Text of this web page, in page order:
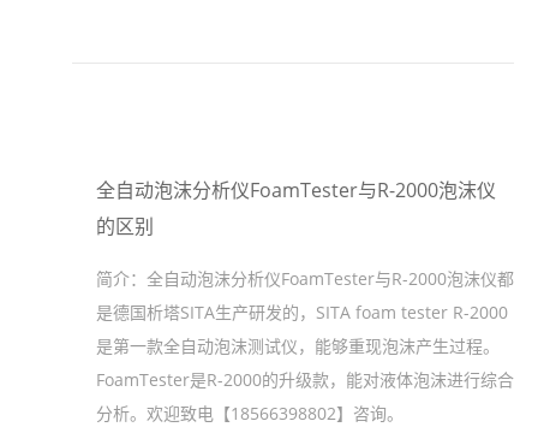
全自动泡沫分析仪FoamTester与R-2000泡沫仪
的区别
简介： 全自动泡沫分析仪FoamTester与R-2000泡沫仪都
是德国析塔SITA生产研发的，SITA foam tester R-2000
是第一款全自动泡沫测试仪，能够重现泡沫产生过程。
FoamTester是R-2000的升级款，能对液体泡沫进行综合
分析。欢迎致电【18566398802】咨询。